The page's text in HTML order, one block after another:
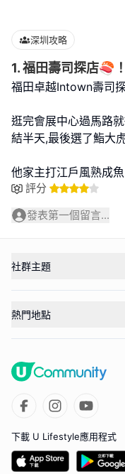
深圳攻略
1. 福田壽司探店🍣
福田卓越Intown壽司
逛完會展中心過馬路
結半天,最後選了鮨大
他家主打江戶風熟成魚
評分
發表第一個留言...
社群主題
熱門地點
下載 U Lifestyle應用程式